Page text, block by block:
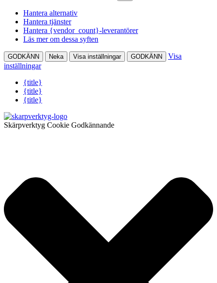
Hantera alternativ
Hantera tjänster
Hantera {vendor_count}-leverantörer
Läs mer om dessa syften
GODKÄNN Neka Visa inställningar GODKÄNN
Visa
inställningar
{title}
{title}
{title}
Skärpverktyg Cookie Godkännande